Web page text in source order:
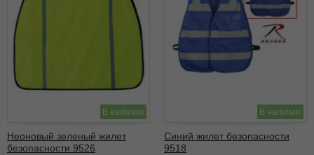
В наличии
Неоновый зеленый жилет
безопасности 9526
В наличии
Синий жилет безопасности
9518